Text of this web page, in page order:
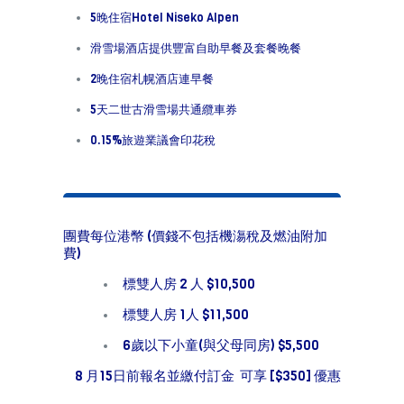
5晚住宿Hotel Niseko Alpen
滑雪場酒店提供豐富自助早餐及套餐晚餐
2晚住宿札幌酒店連早餐
5天二世古滑雪場共通纜車券
0.15%旅遊業議會印花稅
團費每位港幣 (價錢不包括機漡稅及燃油附加
費)
標雙人房 2 人 $10,500
標雙人房 1人 $11,500
6歲以下小童(與父母同房) $5,500
8 月15日前報名並繳付訂金 可享 [$350] 優惠